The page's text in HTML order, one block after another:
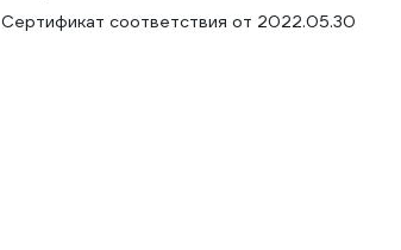
Сертификат соответствия от 2022.05.30